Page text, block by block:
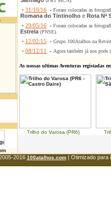
• 31/10/16 - Foram colocadas as
Romana do Tintinolho e Rota Nª
• 29/05/16 - Foram colocadas as
Estrela (PNSE).
• 12/02/15 - Grupo 100Atalhos na
• 08/12/11 - Agora também já nos pode
As nossas ultimas Aventuras registadas
Trilho do Varosa (PR6) Trilho
2016 100atalhos.com| Otimizado para